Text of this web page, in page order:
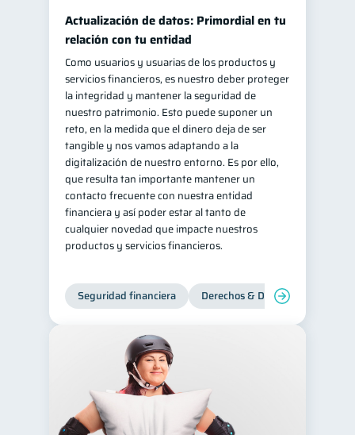
Actualización de datos: Primordial en tu
relación con tu entidad
Como usuarios y usuarias de los productos y
servicios financieros, es nuestro deber proteger
la integridad y mantener la seguridad de
nuestro patrimonio. Esto puede suponer un
reto, en la medida que el dinero deja de ser
tangible y nos vamos adaptando a la
digitalización de nuestro entorno. Es por ello,
que resulta tan importante mantener un
contacto frecuente con nuestra entidad
financiera y así poder estar al tanto de
cualquier novedad que impacte nuestros
productos y servicios financieros.
Seguridad financiera Derechos & Deberes